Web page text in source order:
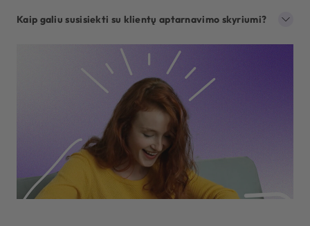
Kaip galiu susisiekti su klientų aptarnavimo skyriumi?